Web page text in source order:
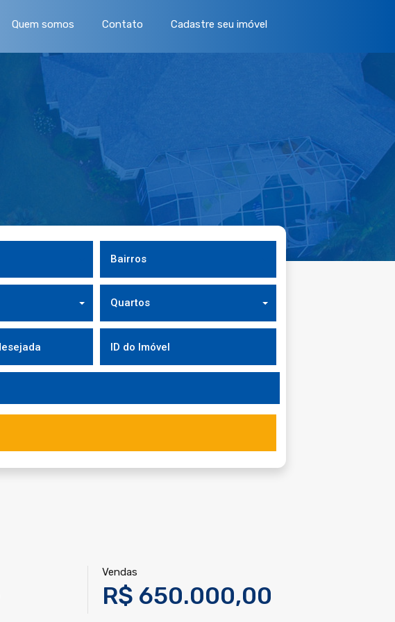
Quem somos Contato Cadastre seu imóvel
Bairros
Quartos
Vendas
R$ 650.000,00